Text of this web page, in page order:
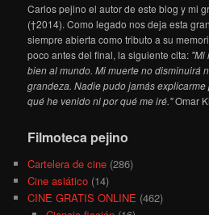
Carlos pejino el autor de este blog y mi
(†2014). Como legado nos deja esta
siempre abierta como tributo a su
poco antes del final, la siguiente cita: "Mi
bien al mundo. Mi muerte no disminuirá
grandeza. Nadie pudo jamás
qué he venido ni por qué me iré."Omar
Filmoteca pejino
Cartelera de cine (286)
Cine asiático (14)
CINE GRATIS ONLINE (462)